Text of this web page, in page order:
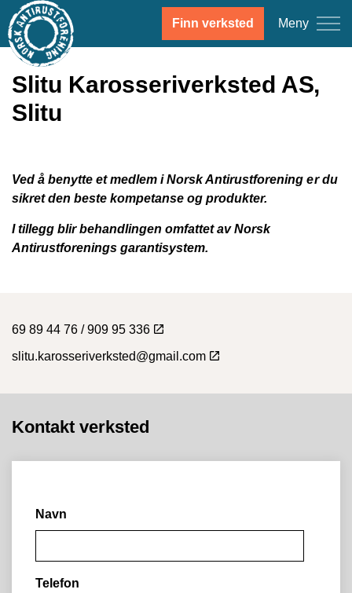
Finn verksted Meny
Slitu Karosseriverksted AS,
Slitu
Ved å benytte et medlem i Norsk Antirustforening er du
sikret den beste kompetanse og produkter.
I tillegg blir behandlingen omfattet av Norsk
Antirustforenings garantisystem.
69 89 44 76 / 909 95 336
slitu.karosseriverksted@gmail.com
Kontakt verksted
Navn
Telefon